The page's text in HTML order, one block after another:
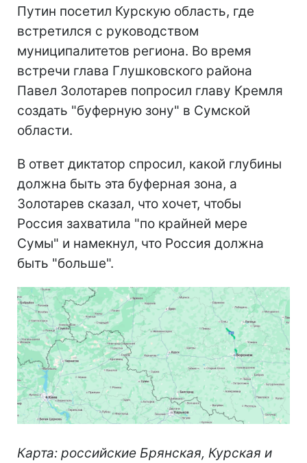
Путин посетил Курскую область, где
встретился с руководством
муниципалитетов региона. Во время
встречи глава Глушковского района
Павел Золотарев попросил главу Кремля
создать "буферную зону" в Сумской
области.
В ответ диктатор спросил, какой глубины
должна быть эта буферная зона, а
Золотарев сказал, что хочет, чтобы
Россия захватила "по крайней мере
Сумы" и намекнул, что Россия должна
быть "больше".
Карта: российские Брянская, Курская и